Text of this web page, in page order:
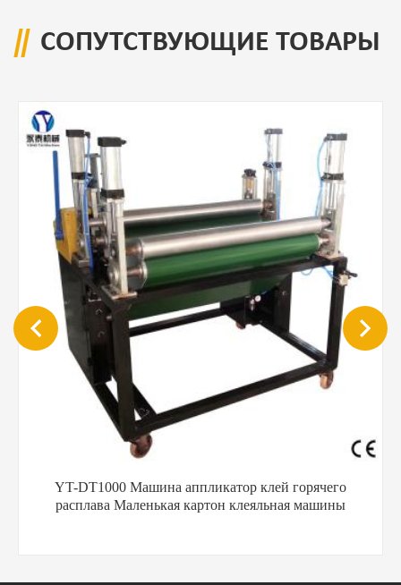
СОПУТСТВУЮЩИЕ ТОВАРЫ
YT-DT1000 Машина аппликатор клей горячего
расплава Маленькая картон клеяльная машины